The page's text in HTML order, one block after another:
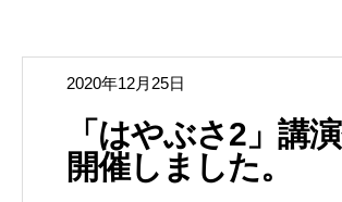
2020年12月25日
「はやぶさ2」講
開催しました。